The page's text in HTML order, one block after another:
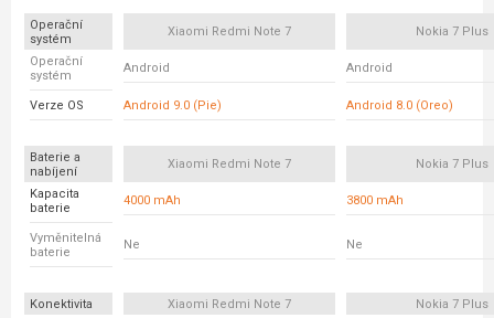
Operační
systém
Xiaomi Redmi Note 7 Nokia 7 Plus
Operační
systém
Android Android
Verze OS Android 9.0 (Pie) Android 8.0 (Oreo)
Baterie a
nabíjení
Xiaomi Redmi Note 7 Nokia 7 Plus
Kapacita
baterie
4000 mAh 3800 mAh
Vyměnitelná
baterie
Ne Ne
Konektivita Xiaomi Redmi Note 7
Nokia 7 Plus